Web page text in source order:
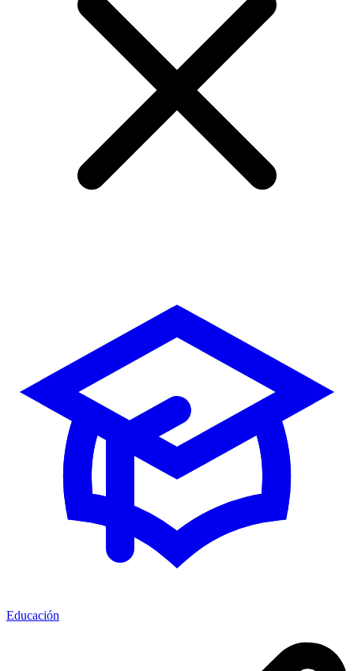
Educación